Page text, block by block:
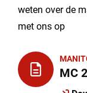
weten over de
met ons op
MC